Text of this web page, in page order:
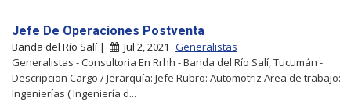
Jefe De Operaciones Postventa
Banda del Río Salí | Jul 2, 2021 Generalistas
Generalistas - Consultoria En Rrhh - Banda del Río Salí, Tucumán -
Descripcion Cargo / Jerarquía: Jefe Rubro: Automotriz Area de trabajo:
Ingenierías ( Ingeniería d...